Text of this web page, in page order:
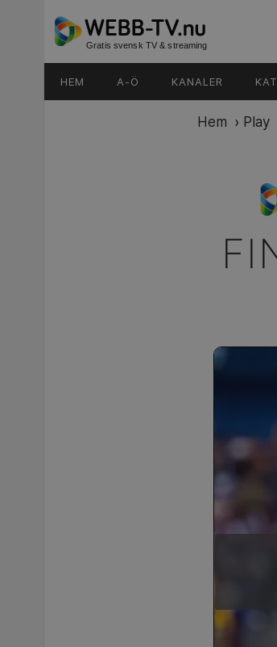
Gratis svensk TV & streaming
HEM A-Ö KANALER
Hem › Play